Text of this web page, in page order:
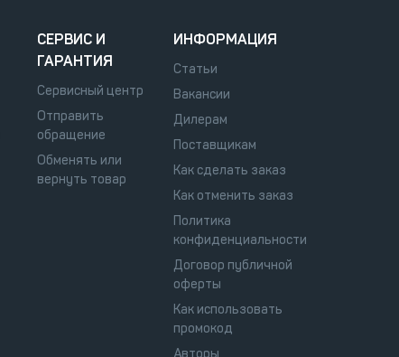
СЕРВИС И
ГАРАНТИЯ
Сервисный центр
Отправить
обращение
Обменять или
вернуть товар
ИНФОРМАЦИЯ
Статьи
Вакансии
Дилерам
Поставщикам
Как сделать заказ
Как отменить заказ
Политика
конфиденциальности
Договор публичной
оферты
Как использовать
промокод
Авторы